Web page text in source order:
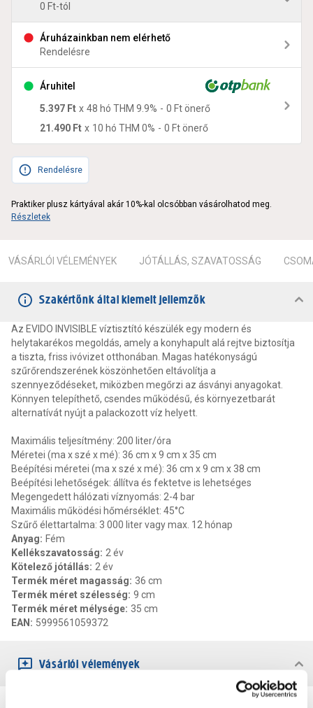
0 Ft-tól
Áruházainkban nem elérhető
Rendelésre
Áruhitel
5.397 Ft x 48 hó THM 9.9% - 0 Ftönerő
21.490 Ft x 10 hó THM 0% - 0 Ftönerő
Rendelésre
Praktiker plusz kártyával akár 10%-kal olcsóbban vásárolhatod meg.
Részletek
VÁSÁRLÓI VÉLEMÉNYEK JÓTÁLLÁS, SZAVATOSSÁG
Szakértőnk által kiemelt jellemzők
Az EVIDO INVISIBLE víztisztító készülék egy modern és
helytakarékos megoldás, amely a konyhapult alá rejtve biztosítja
a tiszta, friss ivóvizet otthonában. Magas hatékonyságú
szűrőrendszerének köszönhetően eltávolítja a
szennyeződéseket, miközben megőrzi az ásványi anyagokat.
Könnyen telepíthető, csendes működésű, és környezetbarát
alternatívát nyújt a palackozott víz helyett.
Maximális teljesítmény: 200 liter/óra
Méretei (ma x szé x mé): 36 cm x 9 cm x 35 cm
Beépítési méretei (ma x szé x mé): 36 cm x 9 cm x 38 cm
Beépítési lehetőségek: állítva és fektetve is lehetséges
Megengedett hálózati víznyomás: 2-4 bar
Maximális működési hőmérséklet: 45°C
Szűrő élettartalma: 3 000 liter vagy max. 12 hónap
Anyag: Fém
Kellékszavatosság: 2 év
Kötelező jótállás: 2 év
Termék méret magasság: 36 cm
Termék méret szélesség: 9 cm
Termék méret mélysége: 35 cm
EAN : 5999561059372
Vásárlói vélemények